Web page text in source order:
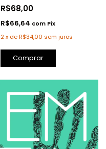
R$68,00
R$66,64 com Pix
2 x deR$34,00 sem juros
Comprar